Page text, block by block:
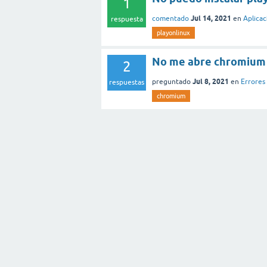
1
respuesta comentado Jul 14, 2021 en
playonlinux
2
respuestas
No me abre chromium
preguntado Jul 8, 2021 en Errores
chromium